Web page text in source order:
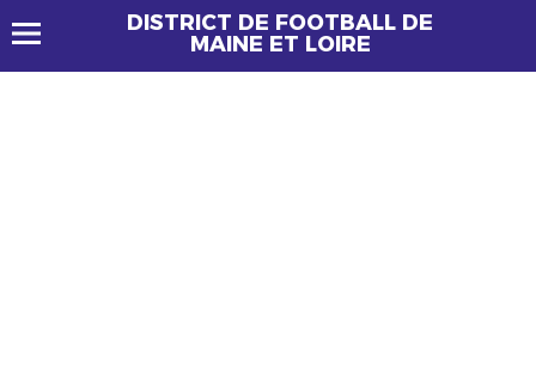
DISTRICT DE FOOTBALL DE
MAINE ET LOIRE